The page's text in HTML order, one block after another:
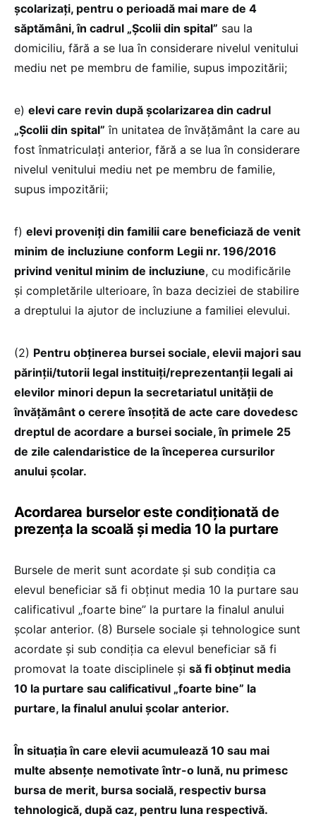
şcolarizaţi, pentru o perioadă mai mare de 4
săptămâni, în cadrul „Şcolii din spital” sau la
domiciliu, fără a se lua în considerare nivelul venitului
mediu net pe membru de familie, supus impozitării;
e) elevi care revin după şcolarizarea din cadrul
„Şcolii din spital” în unitatea de învăţământ la care au
fost înmatriculaţi anterior, fără a se lua în considerare
nivelul venitului mediu net pe membru de familie,
supus impozitării;
f) elevi proveniţi din familii care beneficiază de venit
minim de incluziune conform Legii nr. 196/2016
privind venitul minim de incluziune, cu modificările
şi completările ulterioare, în baza deciziei de stabilire
a dreptului la ajutor de incluziune a familiei elevului.
(2) Pentru obţinerea bursei sociale, elevii majori sau
părinţii/tutorii legal instituiţi/reprezentanţii legali ai
elevilor minori depun la secretariatul unității de
învăţământ o cerere însoţită de acte care dovedesc
dreptul de acordare a bursei sociale, în primele 25
de zile calendaristice de la începerea cursurilor
anului şcolar.
Acordarea burselor este condiţionată de
prezenţa la scoală și media 10 la purtare
Bursele de merit sunt acordate şi sub condiţia ca
elevul beneficiar să fi obţinut media 10 la purtare sau
calificativul „foarte bine” la purtare la finalul anului
şcolar anterior. (8) Bursele sociale și tehnologice sunt
acordate şi sub condiţia ca elevul beneficiar să fi
promovat la toate disciplinele şi să fi obţinut media
10 la purtare sau calificativul „foarte bine” la
purtare, la finalul anului şcolar anterior.
În situaţia în care elevii acumulează 10 sau mai
multe absenţe nemotivate într-o lună, nu primesc
bursa de merit, bursa socială, respectiv bursa
tehnologică, după caz, pentru luna respectivă.